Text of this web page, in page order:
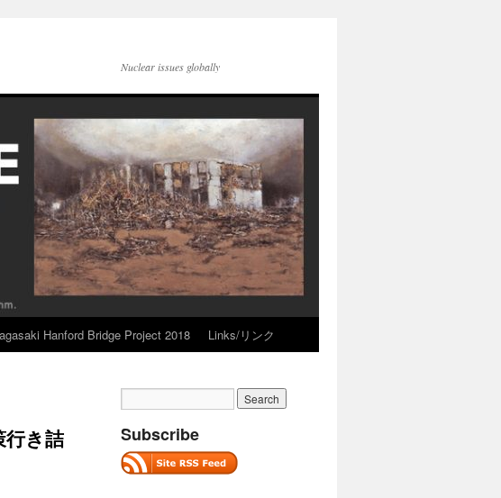
Nuclear issues globally
Hanford Bridge Project 2018 Links/リンク
き詰
Subscribe